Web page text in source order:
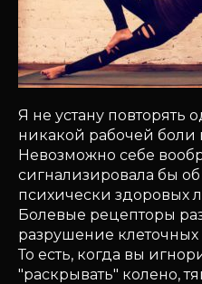
Я не устану повторять
никакой рабочей боли
Невозможно себе
сигнализировала бы
психически здоровых
Болевые рецепторы
разрушение
То есть, когда вы
"раскрывать" колено,